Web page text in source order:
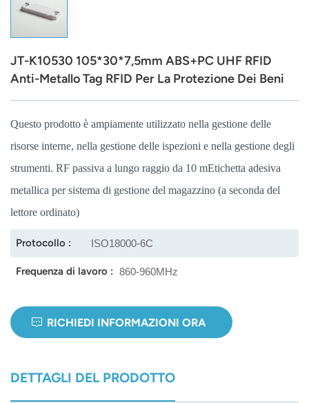
Melayu
Polski
แบบไทย
Indonesia
JT-K10530 105*30*7,5mm ABS+PC UHF RFID
Anti-Metallo Tag RFID Per La Protezione Dei Beni
Questo prodotto è ampiamente utilizzato nella gestione delle
risorse interne, nella gestione delle ispezioni e nella gestione degli
strumenti. RF passiva a lungo raggio da 10 mEtichetta adesiva
metallica per sistema di gestione del magazzino (a seconda del
lettore ordinato)
Protocollo : ISO18000-6C
Frequenza di lavoro : 860-960MHz
RICHIEDI INFORMAZIONI ORA
DETTAGLI DEL PRODOTTO